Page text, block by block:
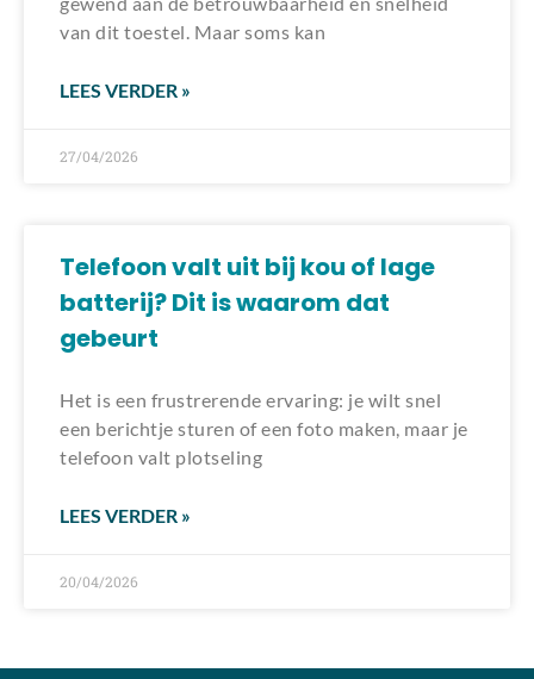
van dit toestel. Maar soms kan
LEES VERDER »
27/04/2026
Telefoon valt uit bij kou of lage
batterij? Dit is waarom dat
gebeurt
Het is een frustrerende ervaring: je wilt snel
een berichtje sturen of een foto maken, maar je
telefoon valt plotseling
LEES VERDER »
20/04/2026